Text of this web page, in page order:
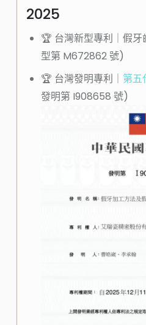
2025
🏆️ 台灣新型專利｜ 假牙
型第 M672862 號)
🏆️ 台灣發明專利｜ 第
發明第 I908658 號)